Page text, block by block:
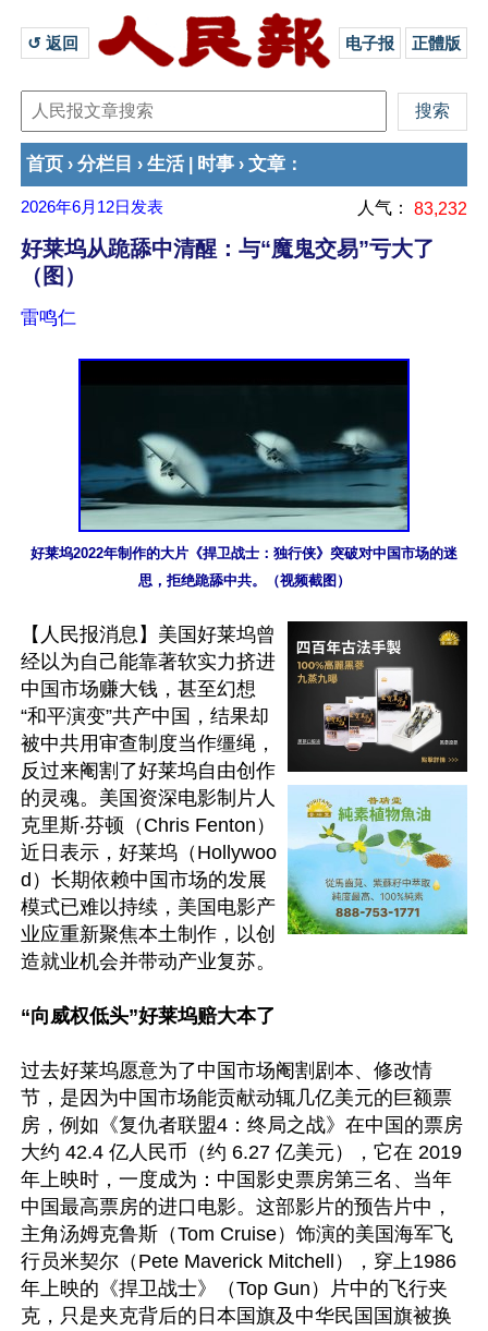
↺ 返回 电子报 正體版
首页 › 分栏目 › 生活 时事 › 文章 ：
2026年6月12日 发表 人气： 83,232
好莱坞从跪舔中清醒：与“魔鬼交易”亏大了
（图）
雷鸣仁
好莱坞2022年制作的大片《捍卫战士：独行侠》突破对中国市场的迷
思，拒绝跪舔中共。（视频截图）
【人民报消息】美国好莱坞曾
经以为自己能靠著软实力挤进
中国市场赚大钱，甚至幻想
“和平演变”共产中国，结果却
被中共用审查制度当作缰绳，
反过来阉割了好莱坞自由创作
的灵魂。美国资深电影制片人
克里斯‧芬顿（Chris Fenton）
近日表示，好莱坞（Hollywoo
d）长期依赖中国市场的发展
模式已难以持续，美国电影产
业应重新聚焦本土制作，以创
造就业机会并带动产业复苏。
“向威权低头”好莱坞赔大本了
过去好莱坞愿意为了中国市场阉割剧本、修改情
节，是因为中国市场能贡献动辄几亿美元的巨额票
房，例如《复仇者联盟4：终局之战》在中国的票房
大约 42.4 亿人民币（约 6.27 亿美元），它在 2019
年上映时，一度成为：中国影史票房第三名、当年
中国最高票房的进口电影。这部影片的预告片中，
主角汤姆克鲁斯（Tom Cruise）饰演的美国海军飞
行员米契尔（Pete Maverick Mitchell），穿上1986
年上映的《捍卫战士》（Top Gun）片中的飞行夹
克，只是夹克背后的日本国旗及中华民国国旗被换